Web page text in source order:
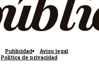
Publicidad
Aviso legal
Política de privacidad